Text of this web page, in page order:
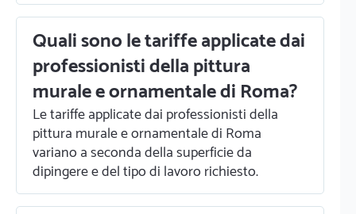
Quali sono le tariffe applicate dai
professionisti della pittura
murale e ornamentale di Roma?
Le tariffe applicate dai professionisti della
pittura murale e ornamentale di Roma
variano a seconda della superficie da
dipingere e del tipo di lavoro richiesto.